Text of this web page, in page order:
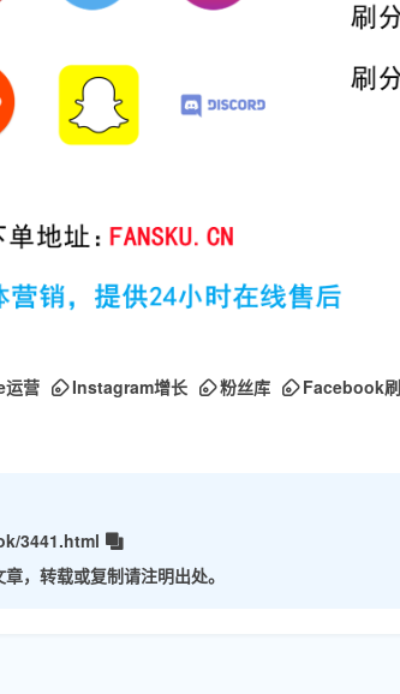
运营 Instagram增长 粉丝库 Facebook
3441.html
，转载或复制请注明出处。